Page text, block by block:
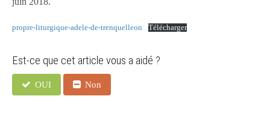
propre-liturgique-adele-de-trenquelleon Télécharger
Est-ce que cet article vous a aidé ?
OUI Non